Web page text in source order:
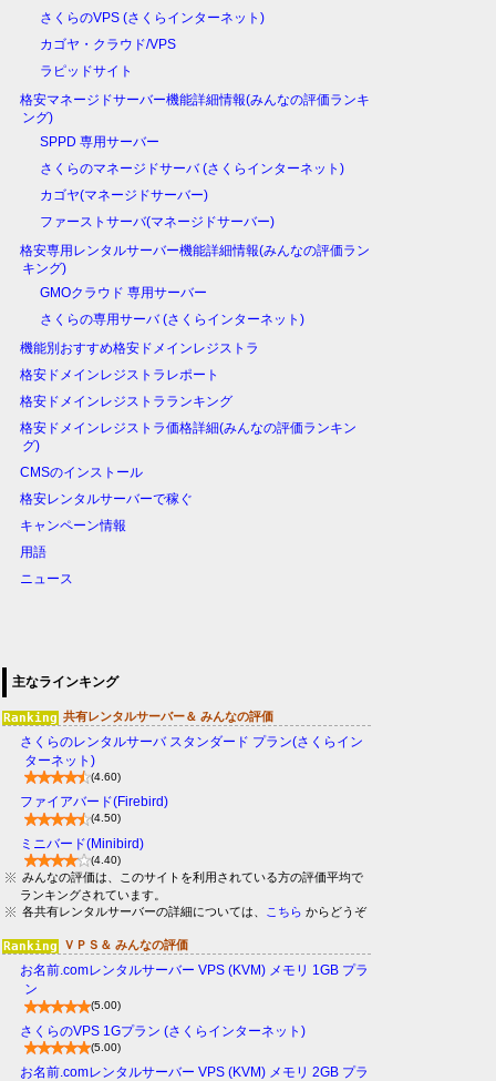
さくらのVPS (さくらインターネット)
カゴヤ・クラウド/VPS
ラピッドサイト
格安マネージドサーバー機能詳細情報(みんなの評価ランキ
ング)
SPPD 専用サーバー
さくらのマネージドサーバ (さくらインターネット)
カゴヤ(マネージドサーバー)
ファーストサーバ(マネージドサーバー)
格安専用レンタルサーバー機能詳細情報(みんなの評価ラン
キング)
GMOクラウド 専用サーバー
さくらの専用サーバ (さくらインターネット)
機能別おすすめ格安ドメインレジストラ
格安ドメインレジストラレポート
格安ドメインレジストラランキング
格安ドメインレジストラ価格詳細(みんなの評価ランキン
グ)
CMSのインストール
格安レンタルサーバーで稼ぐ
キャンペーン情報
用語
ニュース
主なラインキング
共有レンタルサーバー＆ みんなの評価
さくらのレンタルサーバ スタンダード プラン(さくらイン
ターネット)
(4.60)
ファイアバード(Firebird)
(4.50)
ミニバード(Minibird)
(4.40)
みんなの評価は、このサイトを利用されている方の評価平均で
ランキングされています。
各共有レンタルサーバーの詳細については、
こちら からどうぞ
ＶＰＳ＆ みんなの評価
お名前.comレンタルサーバー VPS (KVM) メモリ 1GB プラ
ン
(5.00)
さくらのVPS 1Gプラン (さくらインターネット)
(5.00)
お名前.comレンタルサーバー VPS (KVM) メモリ 2GB プラ